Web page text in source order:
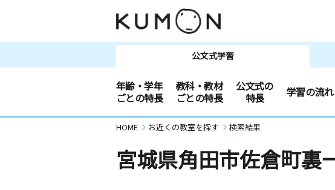
公文式学習
年齢・学年
ごとの特長
教科・教材
ごとの特長
公文式の
特長
学習の流れ
HOME お近くの教室を探す 検索結果
宮城県角田市佐倉町裏